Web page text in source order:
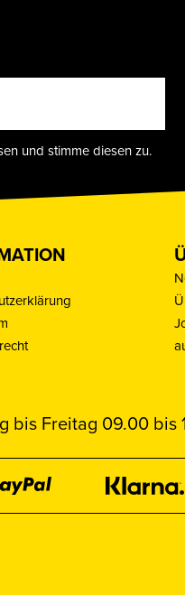
und stimme diesen zu.
bis Freitag 09.00 bis